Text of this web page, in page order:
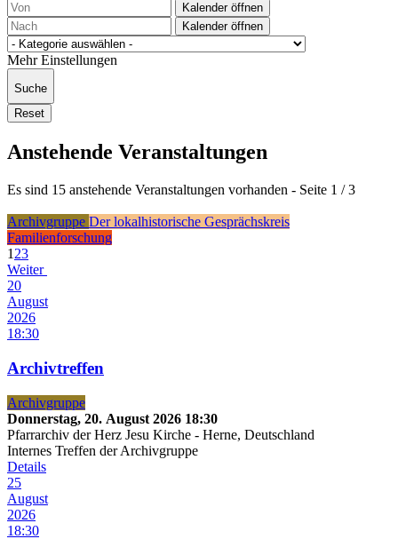
Kalender öffnen
Kalender öffnen
Mehr Einstellungen
Suche
Reset
Anstehende Veranstaltungen
Es sind 15 anstehende Veranstaltungen vorhanden - Seite 1 / 3
Archivgruppe Der lokalhistorische Gesprächskreis
Familienforschung
1 23
Weiter
20
August
2026
18:30
Archivtreffen
Archivgruppe
Donnerstag, 20. August 2026 18:30
Pfarrarchiv der Herz Jesu Kirche - Herne, Deutschland
Internes Treffen der Archivgruppe
Details
25
August
2026
18:30